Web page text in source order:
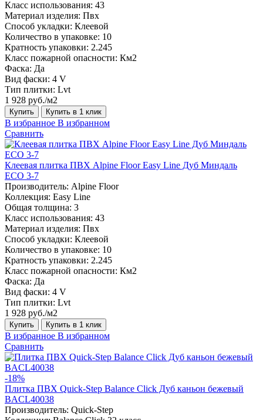
Класс использования: 43
Материал изделия: Пвх
Способ укладки: Клеевой
Количество в упаковке: 10
Кратность упаковки: 2.245
Класс пожарной опасности: Км2
Фаска: Да
Вид фаски: 4 V
Тип плитки: Lvt
1 928 руб./м2
Купить Купить в 1 клик
В избранное В избранном
Сравнить
Клеевая плитка ПВХ Alpine Floor Easy Line Дуб Миндаль
ЕСО 3-7
Производитель: Alpine Floor
Коллекция: Easy Line
Общая толщина: 3
Класс использования: 43
Материал изделия: Пвх
Способ укладки: Клеевой
Количество в упаковке: 10
Кратность упаковки: 2.245
Класс пожарной опасности: Км2
Фаска: Да
Вид фаски: 4 V
Тип плитки: Lvt
1 928 руб./м2
Купить Купить в 1 клик
В избранное В избранном
Сравнить
-18%
Плитка ПВХ Quick-Step Balance Click Дуб каньон бежевый
BACL40038
Производитель: Quick-Step